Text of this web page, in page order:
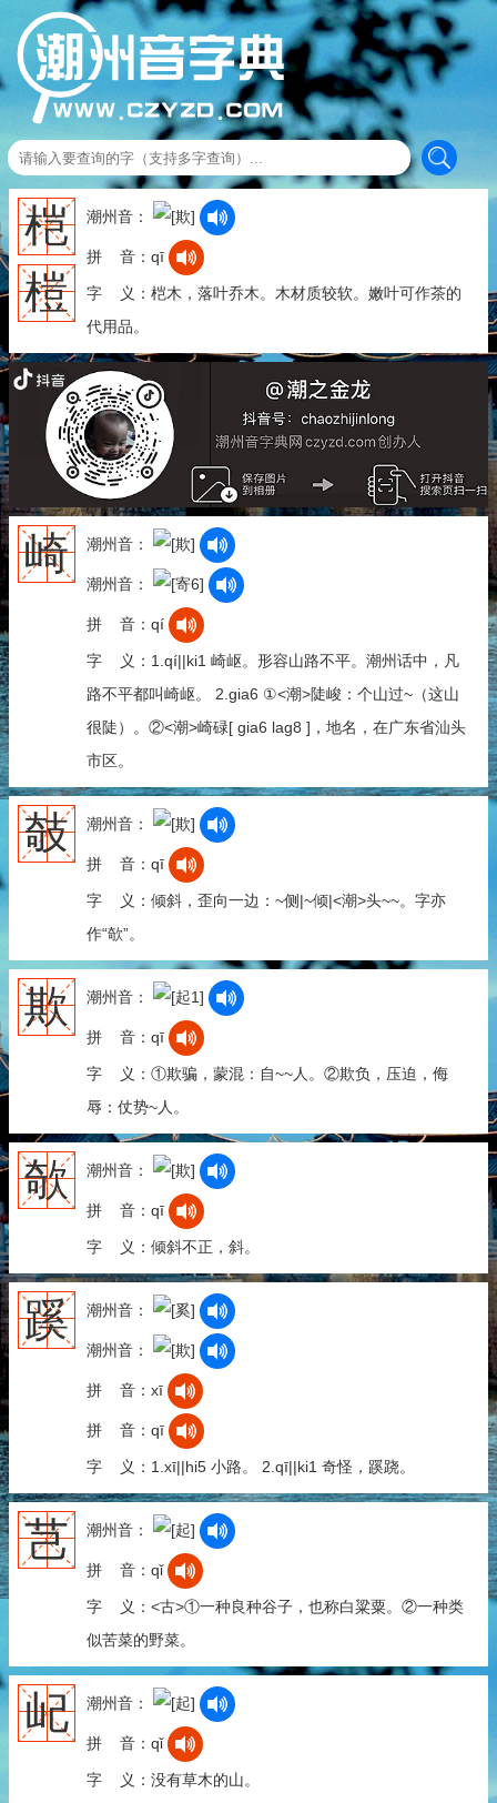
桤
榿
潮州音：
拼 音：qī
字 义：桤木，落叶乔木。木材质较软。嫩叶可作茶的
代用品。
崎 潮州音：
潮州音：
拼 音：qí
字 义：1.qí||ki1 崎岖。形容山路不平。潮州话中，凡
路不平都叫崎岖。 2.gia6 ①<潮>陡峻：个山过~（这山
很陡）。②<潮>崎碌[ gia6 lag8 ]，地名，在广东省汕头
市区。
攲 潮州音：
拼 音：qī
字 义：倾斜，歪向一边：~侧|~倾|<潮>头~~。字亦
作“欹”。
欺 潮州音：
拼 音：qī
字 义：①欺骗，蒙混：自~~人。②欺负，压迫，侮
辱：仗势~人。
欹 潮州音：
拼 音：qī
字 义：倾斜不正，斜。
蹊 潮州音：
潮州音：
拼 音：xī
拼 音：qī
字 义：1.xī||hi5 小路。 2.qī||ki1 奇怪，蹊跷。
芑 潮州音：
拼 音：qǐ
字 义：<古>①一种良种谷子，也称白粱粟。②一种类
似苦菜的野菜。
屺 潮州音：
拼 音：qǐ
字 义：没有草木的山。